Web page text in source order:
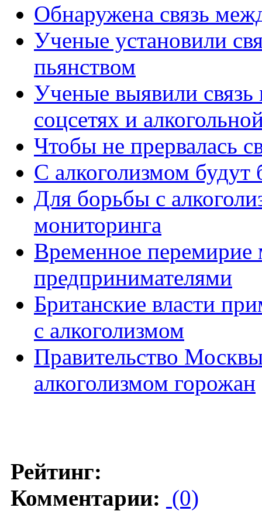
Обнаружена связь
Ученые установили
пьянством
Ученые выявили
соцсетях и
Чтобы не прервалась
C алкоголизмом будут
Для борьбы с
мониторинга
Временное
предпринимателями
Британские власти
с алкоголизмом
Правительство
алкоголизмом горожан
Рейтинг:
Комментарии: (0)